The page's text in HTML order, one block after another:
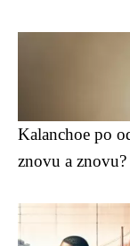
Kalanchoe po
znovu a znovu?